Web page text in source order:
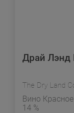
Драй Лэнд
The Dry Land
Вино
14 %